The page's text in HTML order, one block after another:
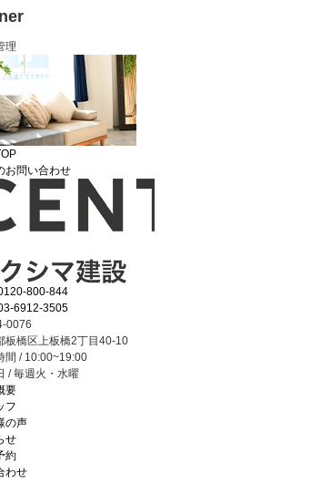
理
お問い合わせ
800-844
6912-3505
0076
板橋区上板橋2丁目40-10
間 / 10:00~19:00
/ 毎週火・水曜
要
フ
の声
せ
約
わせ